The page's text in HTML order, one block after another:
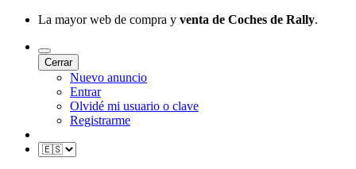
La mayor web de compra y venta de Coches de Rally.
Cerrar
Nuevo anuncio
Entrar
Olvidé mi usuario o clave
Registrarme